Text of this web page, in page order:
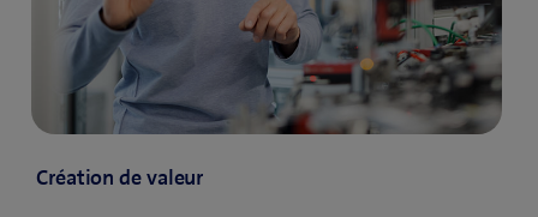
Création de valeur